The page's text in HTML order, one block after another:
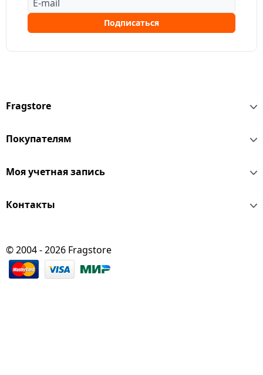
Подписаться
Fragstore
Покупателям
Моя учетная запись
Контакты
© 2004 - 2026 Fragstore